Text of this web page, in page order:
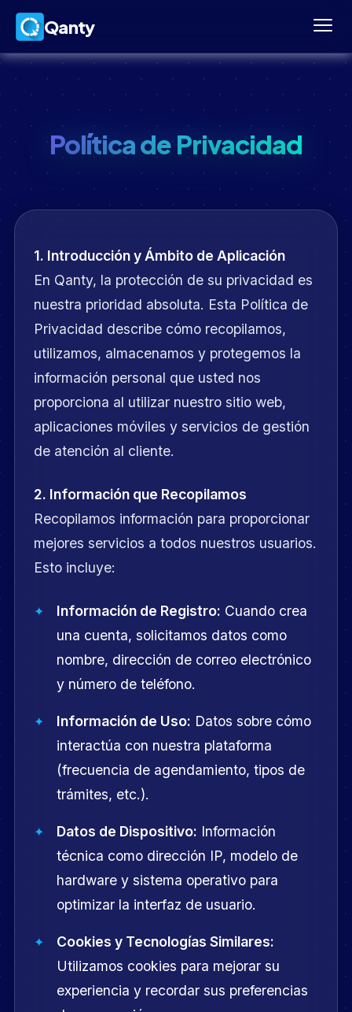
Qanty
Política de Privacidad
1. Introducción y Ámbito de Aplicación
En Qanty, la protección de su privacidad es
nuestra prioridad absoluta. Esta Política de
Privacidad describe cómo recopilamos,
utilizamos, almacenamos y protegemos la
información personal que usted nos
proporciona al utilizar nuestro sitio web,
aplicaciones móviles y servicios de gestión
de atención al cliente.
2. Información que Recopilamos
Recopilamos información para proporcionar
mejores servicios a todos nuestros usuarios.
Esto incluye:
Información de Registro: Cuando crea
una cuenta, solicitamos datos como
nombre, dirección de correo electrónico
y número de teléfono.
Información de Uso: Datos sobre cómo
interactúa con nuestra plataforma
(frecuencia de agendamiento, tipos de
trámites, etc.).
Datos de Dispositivo: Información
técnica como dirección IP, modelo de
hardware y sistema operativo para
optimizar la interfaz de usuario.
Cookies y Tecnologías Similares:
Utilizamos cookies para mejorar su
experiencia y recordar sus preferencias